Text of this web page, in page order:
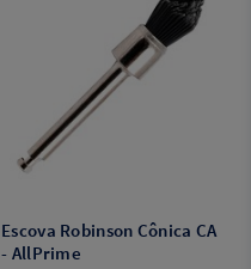
Escova Robinson Cônica CA
- AllPrime